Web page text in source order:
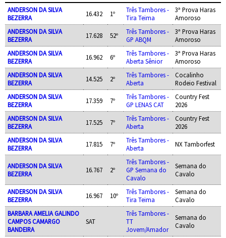
ANDERSON DA SILVA
BEZERRA
16.432 1º
Três Tambores -
Tira Teima
3ª Prova Haras
Amoroso
ANDERSON DA SILVA
BEZERRA
17.628 52º
Três Tambores -
GP ABQM
3ª Prova Haras
Amoroso
ANDERSON DA SILVA
BEZERRA
16.962 6º
Três Tambores -
Aberta Sênior
3ª Prova Haras
Amoroso
ANDERSON DA SILVA
BEZERRA
14.525 2º
Três Tambores -
Aberta
Cocalinho
Rodeio Festival
ANDERSON DA SILVA
BEZERRA
17.359 7º
Três Tambores -
GP LENAS CAT
Country Fest
2026
ANDERSON DA SILVA
BEZERRA
17.525 7º
Três Tambores -
Aberta
Country Fest
2026
ANDERSON DA SILVA
BEZERRA
17.815 7º
Três Tambores -
Aberta
NX Tamborfest
ANDERSON DA SILVA
BEZERRA
16.767 2º
Três Tambores -
GP Semana do
Cavalo
Semana do
Cavalo
ANDERSON DA SILVA
BEZERRA
16.967 10º
Três Tambores -
Tira Teima
Semana do
Cavalo
BARBARA AMELIA GALINDO
CAMPOS CAMARGO
BANDEIRA
SAT
Três Tambores -
TT
Jovem/Amador
Semana do
Cavalo